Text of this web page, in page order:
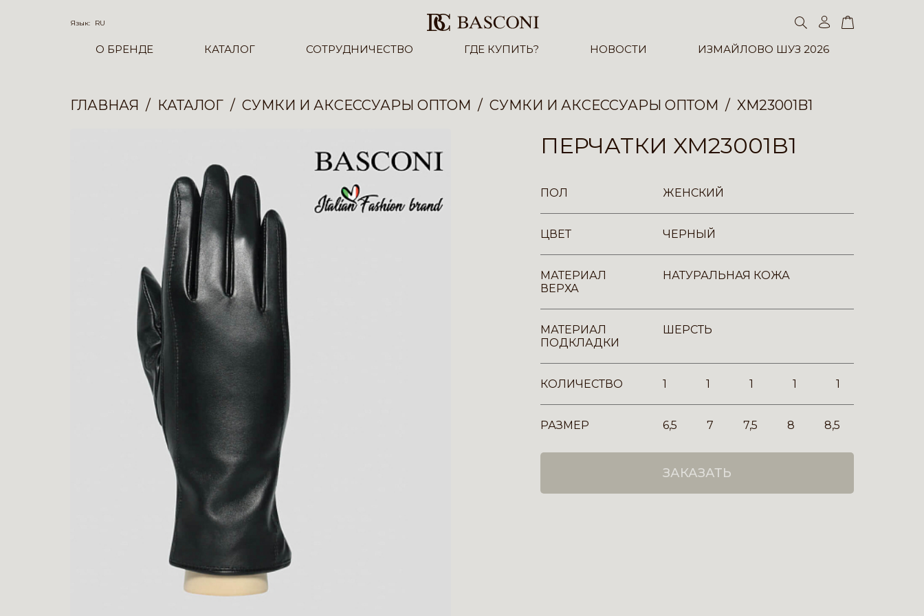
Язык: RU
О БРЕНДЕ КАТАЛОГ СОТРУДНИЧЕСТВО ГДЕ КУПИТЬ? НОВОСТИ ИЗМАЙЛОВО ШУЗ 2026
ГЛАВНАЯ КАТАЛОГ СУМКИ И АКСЕССУАРЫ ОПТОМ СУМКИ И АКСЕССУАРЫ ОПТОМ XM23001B1
ПЕРЧАТКИ XM23001B1
ПОЛ ЖЕНСКИЙ
ЦВЕТ ЧЕРНЫЙ
МАТЕРИАЛ
ВЕРХА
НАТУРАЛЬНАЯ КОЖА
МАТЕРИАЛ
ПОДКЛАДКИ
ШЕРСТЬ
КОЛИЧЕСТВО 1 1 1 1 1
РАЗМЕР 6,5 7 7,5 8 8,5
ЗАКАЗАТЬ